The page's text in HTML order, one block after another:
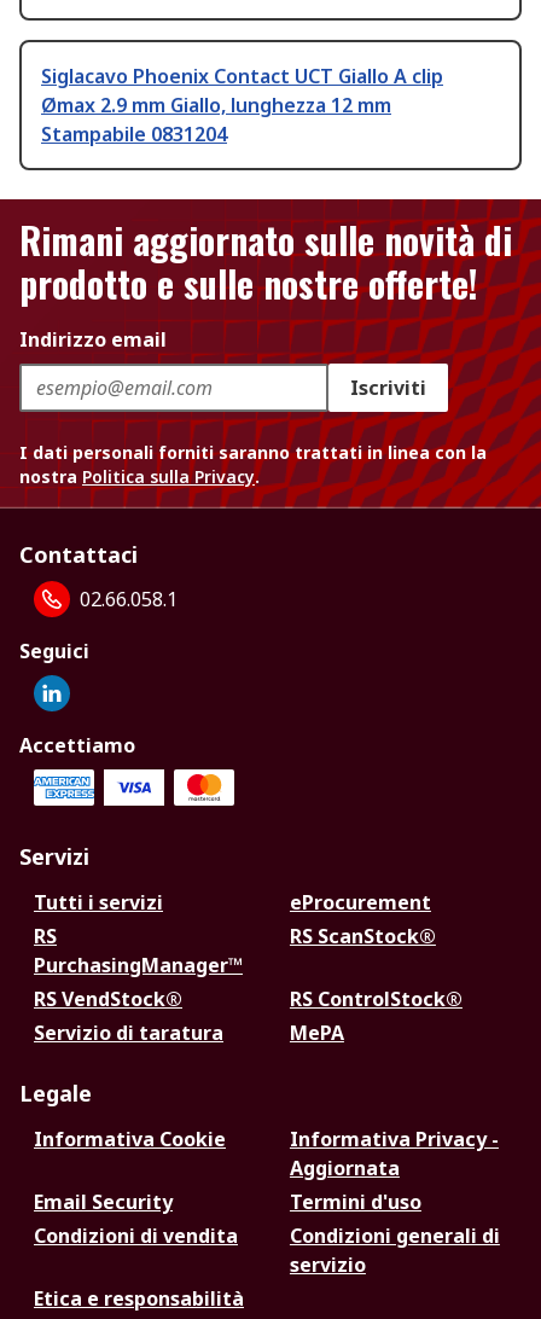
Siglacavo Phoenix Contact UCT Giallo A clip
Ømax 2.9 mm Giallo, lunghezza 12 mm
Stampabile 0831204
Rimani aggiornato sulle novità di
prodotto e sulle nostre offerte!
Indirizzo email
Iscriviti
I dati personali forniti saranno trattati in linea con la
nostra Politica sulla Privacy.
Contattaci
02.66.058.1
Seguici
Accettiamo
Servizi
Tutti i servizi
eProcurement
RS
PurchasingManager™
RS ScanStock®
RS VendStock®
RS ControlStock®
Servizio di taratura
MePA
Legale
Informativa Cookie
Informativa Privacy -
Aggiornata
Email Security
Termini d'uso
Condizioni di vendita
Condizioni generali di
servizio
Etica e responsabilità